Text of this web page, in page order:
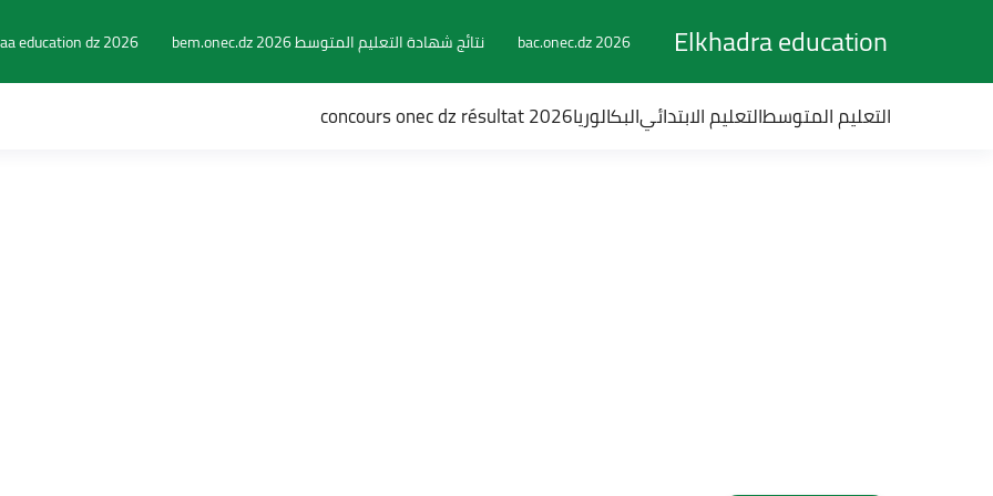
Elkhadra education
bac.onec.dz 2026 نتائج شهادة التعليم المتوسط 2026 bem.onec.dz education dz 2026
التعليم المتوسطالتعليم الابتدائيالبكالورياconcours onec dz résultat 2026